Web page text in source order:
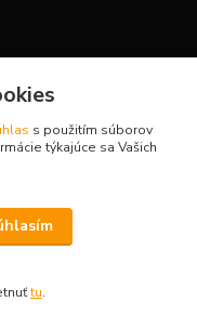
rychlo.sk
s použitím súborov
týkajúce sa Vašich
tu.